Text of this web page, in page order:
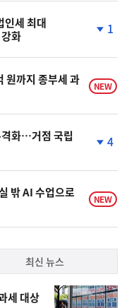
인세 최대
화
락
1
원까지 종부세 과
NEW
화…거점 국립
락
4
밖 AI 수업으로
NEW
최신 뉴스
세 대상